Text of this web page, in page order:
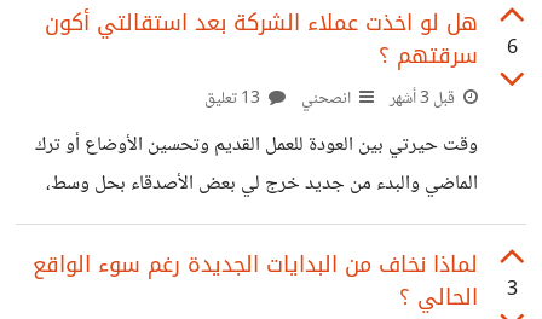
صديق بفكرة غريبة، يرى أن هذه إشارة لأن أعود وأحاول على
حبي القديم فتاة ارضاها وترضاني وتعرف اخوتي وتودهم حتى
اليوم... كان الخلاف بيني وبين والدها على طبيعة عملي والان
زال الخلاف. لا أعرف وقتها لماذا برقت الفكرة بعيني لكن بريق
متبوع بشك وربما حزن عليها وعلى ما رأيته من
6
هل لو اخذت عملاء الشركة بعد استقالتي أكون
سرقتهم ؟
قبل 3 أشهر انصحني
وقت حيرتي بين العودة للعمل القديم وتحسين الأوضاع أو ترك
الماضي والبدء من جديد خرج لي بعض الأصدقاء بحل وسط،
وهو البدء من جديد لكن بمعارف الماضي. حيث اقترح عدد كبير
من الاصدقاء أن استقل عن العمل مع الشركات والجهات القديمة،
وأبدأ في التعامل مع عملاء هذه الشركات بشكل مستقل خارج
3
لماذا نخاف من البدايات الجديدة رغم سوء الواقع
الحالي ؟